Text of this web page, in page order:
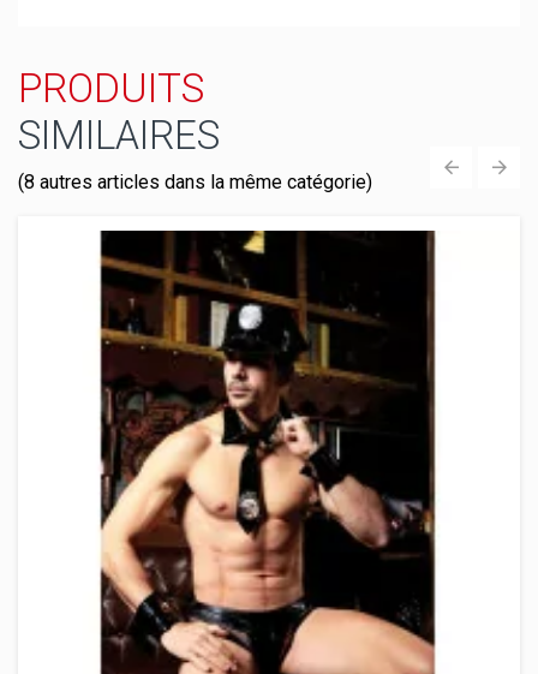
PRODUITS
SIMILAIRES
(8 autres articles dans la même catégorie)